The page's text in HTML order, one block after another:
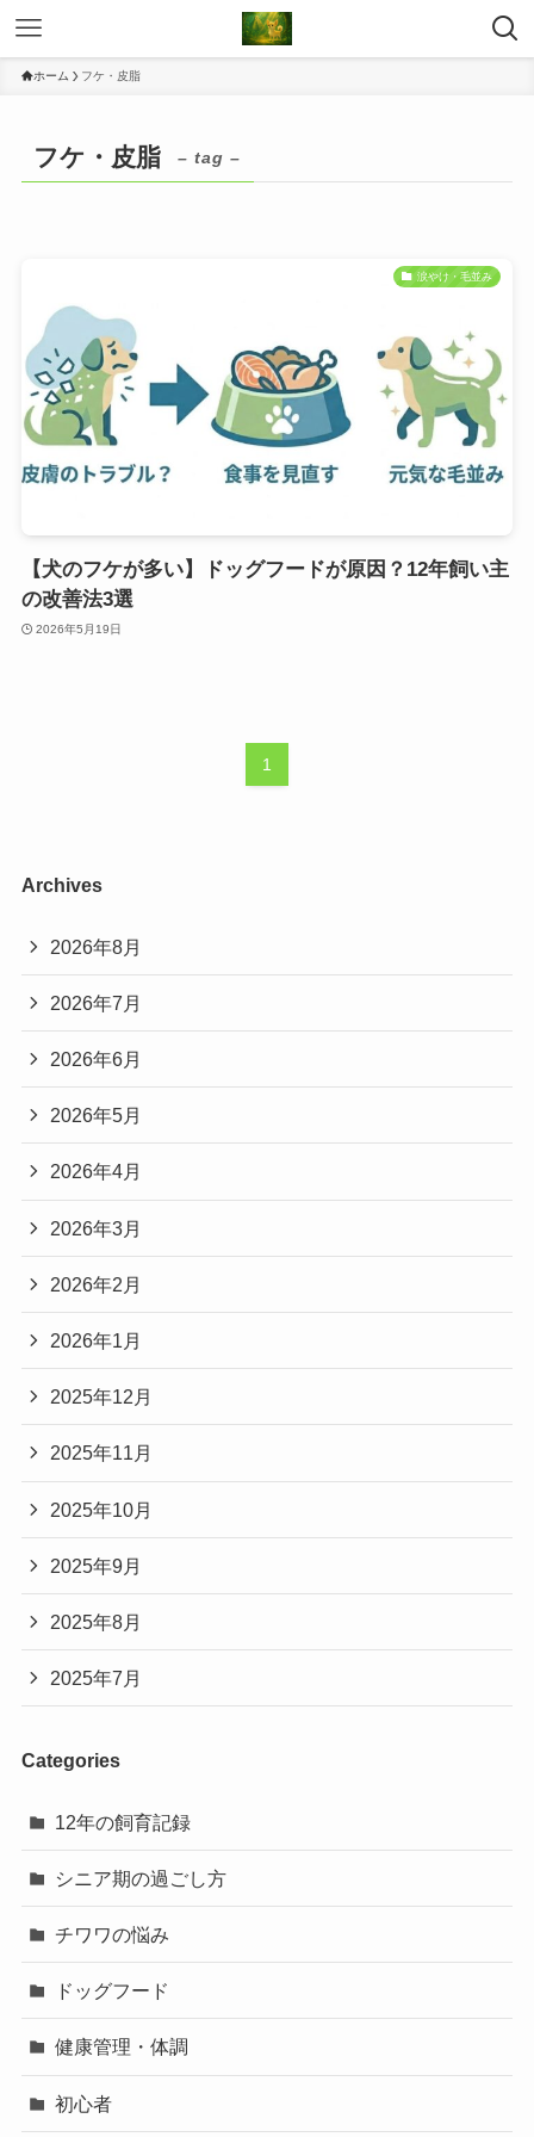
ホーム フケ・皮脂
フケ・皮脂 – tag –
涙やけ・毛並み
【犬のフケが多い】ドッグフードが原因？12年飼い主
の改善法3選
2026年5月19日
1
Archives
2026年8月
2026年7月
2026年6月
2026年5月
2026年4月
2026年3月
2026年2月
2026年1月
2025年12月
2025年11月
2025年10月
2025年9月
2025年8月
2025年7月
Categories
12年の飼育記録
シニア期の過ごし方
チワワの悩み
ドッグフード
健康管理・体調
初心者